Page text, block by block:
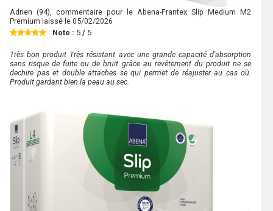
Adrien (94), commentaire pour le Abena-Frantex Slip Medium M2
Premium laissé le 05/02/2026
Note : 5 / 5
Très bon produit Très résistant avec une grande capacité d'absorption
sans risque de fuite ou de bruit grâce au revêtement du produit ne se
dechire pas et double attaches se qui permet de réajuster au cas où.
Produit gardant bien la peau au sec.